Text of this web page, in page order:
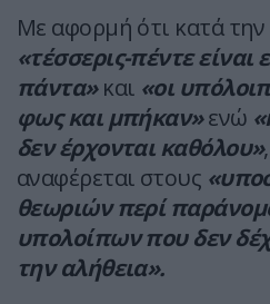
Με αφορμή ότι κατά
«τέσσερις-πέντε είναι
πάντα»και «οι
φως και μπήκαν»ενώ
δεν έρχονται καθόλου»
αναφέρεται στους
θεωριών περί
υπολοίπων που δεν
την αλήθεια».